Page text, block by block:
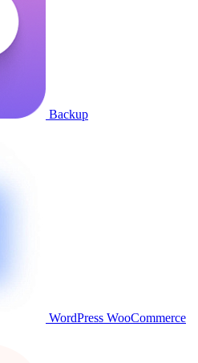
Backup
WordPress WooCommerce